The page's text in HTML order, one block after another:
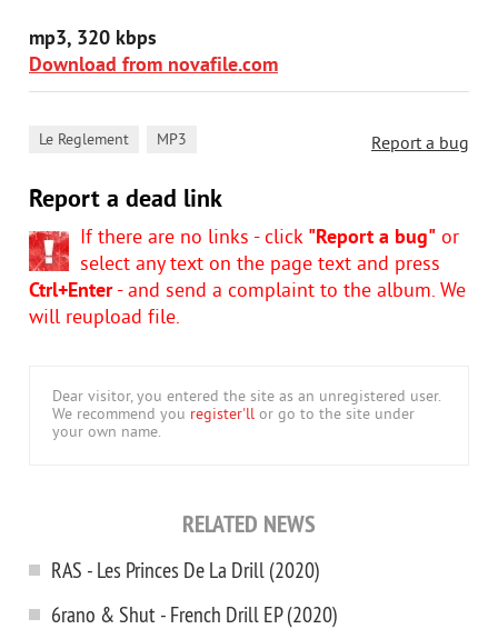
mp3, 320 kbps
Download from novafile.com
Report a bug
Le Reglement MP3
Report a dead link
If there are no links - click "Report a bug" or
select any text on the page text and press
Ctrl+Enter- and send a complaint to the album. We
will reupload file.
Dear visitor, you entered the site as an unregistered user.
We recommend you register'll or go to the site under
your own name.
RELATED NEWS
RAS - Les Princes De La Drill (2020)
6rano & Shut - French Drill EP (2020)